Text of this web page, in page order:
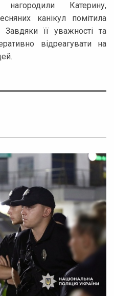
Катерину,
канікул помітила
її уважності та
відреагувати на